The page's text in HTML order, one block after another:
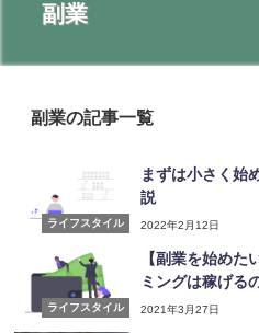
副業
副業の記事一覧
ライフスタイル
まずは小さく始
説
2022年2月12日
ライフスタイル
【副業を始めた
ミングは稼げる
2021年3月27日